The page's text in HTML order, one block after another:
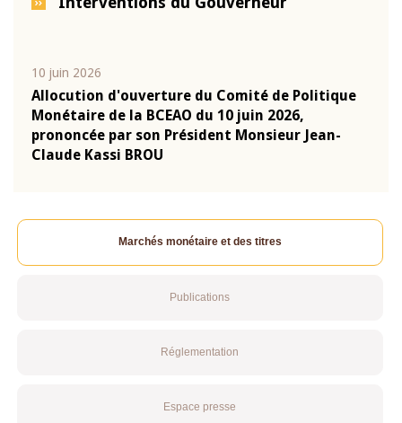
10 juin 2026
Allocution d'ouverture du Comité de Politique
Monétaire de la BCEAO du 10 juin 2026,
prononcée par son Président Monsieur Jean-
Claude Kassi BROU
Marchés monétaire et des titres
Publications
Réglementation
Espace presse